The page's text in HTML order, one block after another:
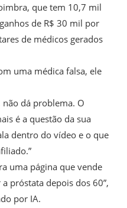
que tem 10,7 mil
de R$ 30 mil por
de médicos gerados
uma médica falsa, ele
não dá problema. O
é a questão da sua
dentro do vídeo e o que
uma página que vende
próstata depois dos 60”,
por IA.